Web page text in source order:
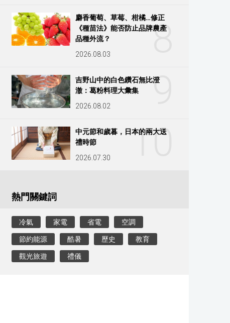
8
麝香葡萄、草莓、柑橘…修正
《種苗法》能否防止品牌農產
品種外流？
2026.08.03
9
吉野山中的白色鑽石無比澄
澈：葛粉料理大彙集
2026.08.02
10
中元節和歲暮，日本的兩大送
禮時節
2026.07.30
熱門關鍵詞
冷氣 家電 省電 空調
節約能源 酷暑 歷史 教育
觀光旅遊 禮儀